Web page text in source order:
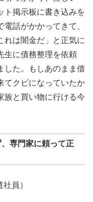
ト掲示板に書き込みを
話がかかってきて、
れは闇金だ」と正気に
生に債務整理を依頼
した。もしあのまま借
てクビになっていたか
族と買い物に行ける今
専門家に頼って正
員）